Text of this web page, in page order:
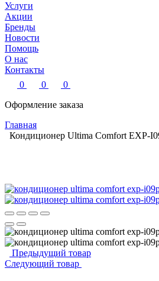
Услуги
Акции
Бренды
Новости
Помощь
О нас
Контакты
0
0
0
Оформление заказа
Главная
Кондиционер Ultima Comfort EXP-
Предыдущий товар
Следующий товар